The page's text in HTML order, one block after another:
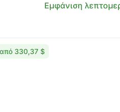
Εμφάνιση
330,37 $